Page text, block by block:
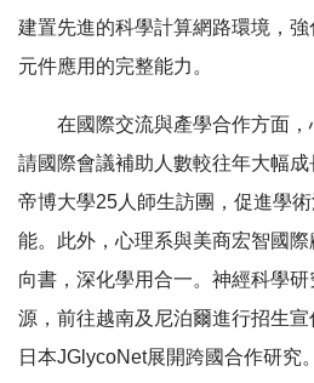
建置先進的科學計算網路環境，
元件應用的完整能力。
在國際交流與產學合作方面
請國際會議補助人數較往年大幅
帝博大學25人師生訪團，促進學
能。此外，心理系與美商宏智國
向書，深化學用合一。神經科學
源，前往越南及尼泊爾進行招生宣
日本JGlycoNet展開跨國合作研究